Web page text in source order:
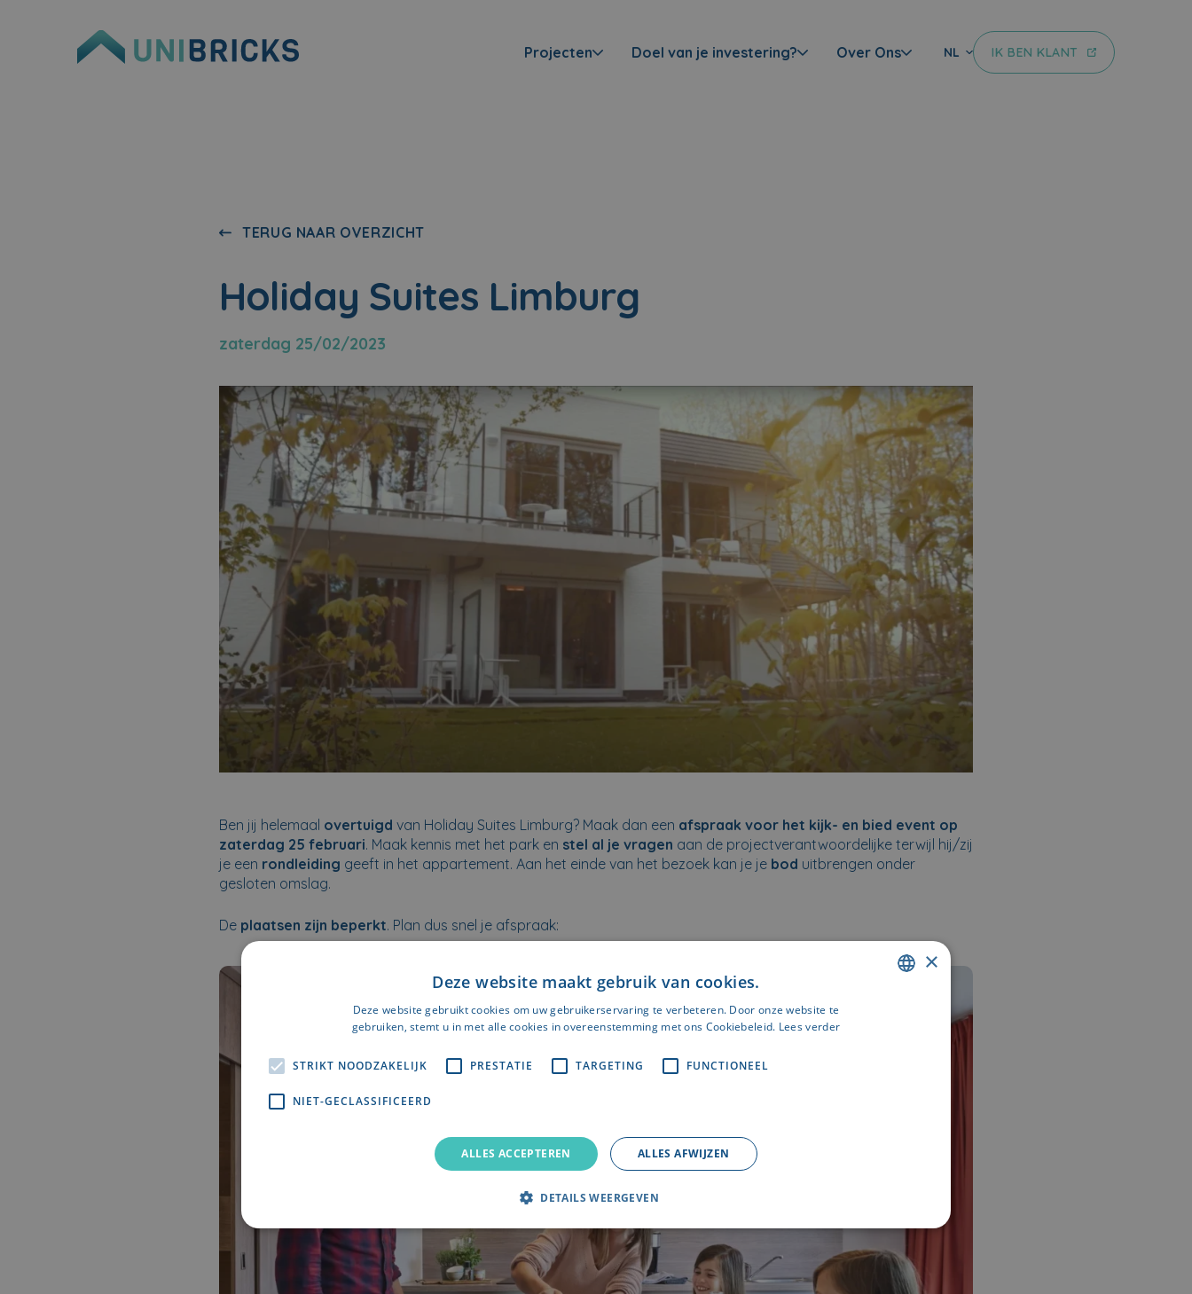
Projecten Doel van je investering? Over Ons NL IK BEN KLANT
TERUG NAAR OVERZICHT
Holiday Suites Limburg
zaterdag 25/02/2023
Ben jij helemaal overtuigd van Holiday Suites Limburg? Maak dan een afspraak voor het kijk- en bied event op
zaterdag 25 februari. Maak kennis met het park en stel al je vragen aan de projectverantwoordelijke terwijl hij/zij
je een rondleiding geeft in het appartement. Aan het einde van het bezoek kan je je bod uitbrengen onder
gesloten omslag.
De plaatsen zijn beperkt. Plan dus snel je afspraak:
×
Deze website maakt gebruik van cookies.
Deze website gebruikt cookies om uw gebruikerservaring te verbeteren. Door onze website te
gebruiken, stemt u in met alle cookies in overeenstemming met ons Cookiebeleid. Lees verder
STRIKT NOODZAKELIJK PRESTATIE TARGETING FUNCTIONEEL
NIET-GECLASSIFICEERD
ALLES ACCEPTEREN ALLES AFWIJZEN
DETAILS WEERGEVEN